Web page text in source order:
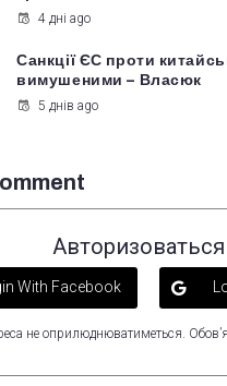
4 дні ago
Санкції ЄС проти
вимушеними – Власюк
5 днів ago
Авторизоваться
With Facebook
не оприлюднюватиметься.